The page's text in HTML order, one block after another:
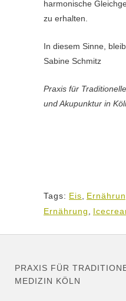
harmonische
zu erhalten.
In diesem Sinne,
Sabine Schmitz
Praxis für
und Akupunktur in
Tags: Eis
Ernährung
PRAXIS FÜR
MEDIZIN KÖLN